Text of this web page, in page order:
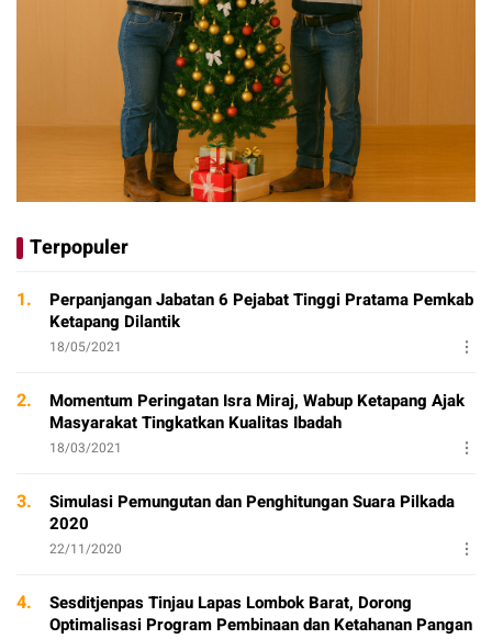
Terpopuler
1.
Perpanjangan Jabatan 6 Pejabat Tinggi Pratama Pemkab
Ketapang Dilantik
18/05/2021
2.
Momentum Peringatan Isra Miraj, Wabup Ketapang Ajak
Masyarakat Tingkatkan Kualitas Ibadah
18/03/2021
3.
Simulasi Pemungutan dan Penghitungan Suara Pilkada
2020
22/11/2020
4.
Sesditjenpas Tinjau Lapas Lombok Barat, Dorong
Optimalisasi Program Pembinaan dan Ketahanan Pangan